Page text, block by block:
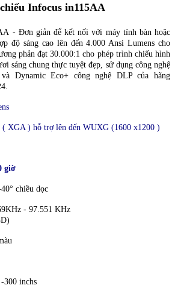
Infocus in115AA
- Đơn giản để kết nối với máy tính bàn hoặc
độ sáng cao lên đến 4.000 Ansi Lumens cho
phản đạt 30.000:1 cho phép trình chiếu hình
sáng chung thực tuyệt đẹp, sử dụng công nghệ
Dynamic Eco+ công nghệ DLP của hãng
( XGA ) hỗ trợ lên đến WUXG (1600 x1200 )
giờ
chiều dọc
- 97.551 KHz
300 inchs